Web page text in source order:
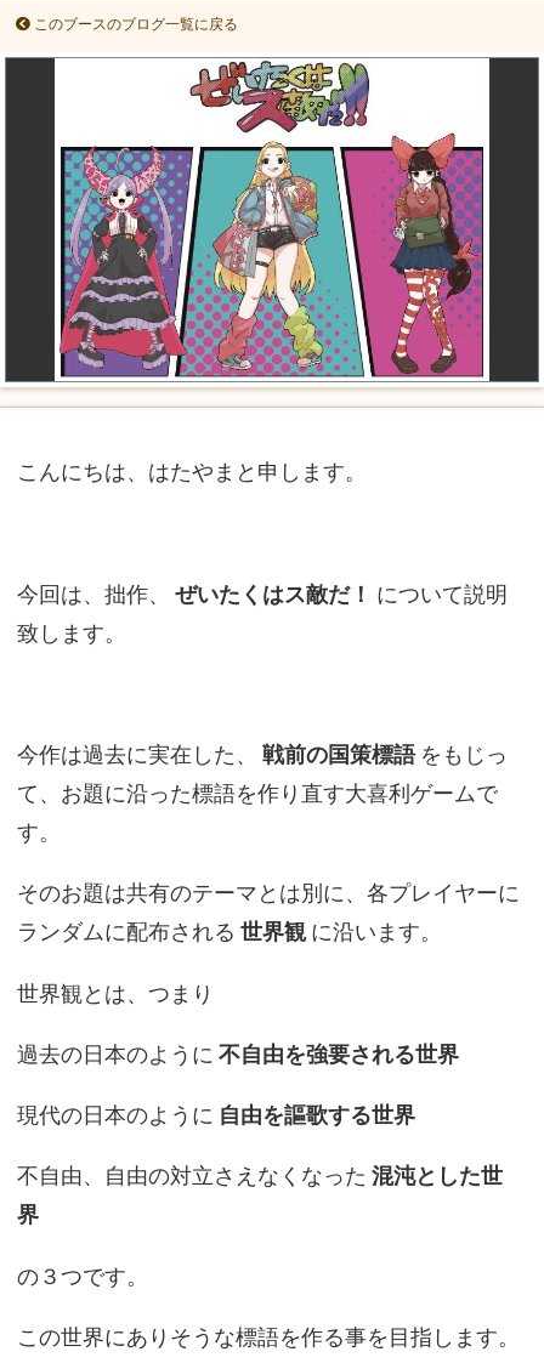
このブースのブログ一覧に戻る
こんにちは、はたやまと申します。
今回は、拙作、 ぜいたくはス敵だ！ について説明
致します。
今作は過去に実在した、 戦前の国策標語 をもじっ
て、お題に沿った標語を作り直す大喜利ゲームで
す。
そのお題は共有のテーマとは別に、各プレイヤーに
ランダムに配布される 世界観 に沿います。
世界観とは、つまり
過去の日本のように 不自由を強要される世界
現代の日本のように 自由を謳歌する世界
不自由、自由の対立さえなくなった 混沌とした世
界
の３つです。
この世界にありそうな標語を作る事を目指します。